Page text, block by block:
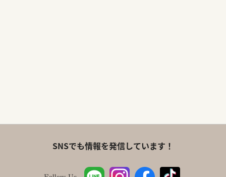
SNSでも情報を発信しています！